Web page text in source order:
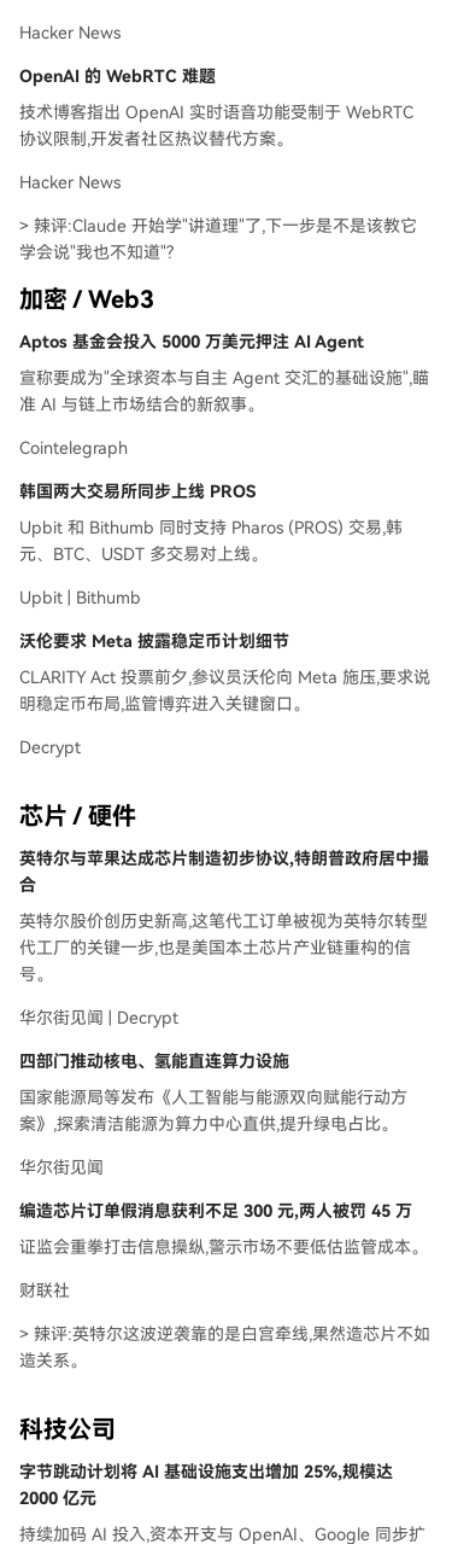
动加码AI、Cloudflare削减岗位，共同揭示了芯
缘冲突引发的能源紧张共同重塑全球产业链。
Hacker News
OpenAI 的 WebRTC 难题
技术博客指出 OpenAI 实时语音功能受制于 WebRTC
协议限制,开发者社区热议替代方案。
Hacker News
> 辣评:Claude 开始学"讲道理"了,下一步是不是该教它
学会说"我也不知道"?
加密 / Web3
Aptos 基金会投入 5000 万美元押注 AI Agent
宣称要成为"全球资本与自主 Agent 交汇的基础设施",瞄
准 AI 与链上市场结合的新叙事。
Cointelegraph
韩国两大交易所同步上线 PROS
Upbit 和 Bithumb 同时支持 Pharos (PROS) 交易,韩
元、BTC、USDT 多交易对上线。
Upbit | Bithumb
沃伦要求 Meta 披露稳定币计划细节
CLARITY Act 投票前夕,参议员沃伦向 Meta 施压,要求说
明稳定币布局,监管博弈进入关键窗口。
Decrypt
芯片 / 硬件
英特尔与苹果达成芯片制造初步协议,特朗普政府居中撮
合
英特尔股价创历史新高,这笔代工订单被视为英特尔转型
代工厂的关键一步,也是美国本土芯片产业链重构的信
号。
华尔街见闻 | Decrypt
四部门推动核电、氢能直连算力设施
国家能源局等发布《人工智能与能源双向赋能行动方
案》,探索清洁能源为算力中心直供,提升绿电占比。
华尔街见闻
编造芯片订单假消息获利不足 300 元,两人被罚 45 万
证监会重拳打击信息操纵,警示市场不要低估监管成本。
财联社
> 辣评:英特尔这波逆袭靠的是白宫牵线,果然造芯片不如
造关系。
科技公司
字节跳动计划将 AI 基础设施支出增加 25%,规模达
2000 亿元
持续加码 AI 投入,资本开支与 OpenAI、Google 同步扩